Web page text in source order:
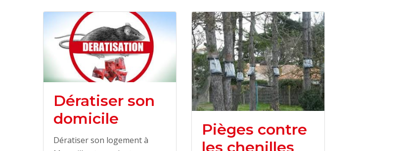
Dératiser son
domicile
Dératiser son logement à
Pièges contre